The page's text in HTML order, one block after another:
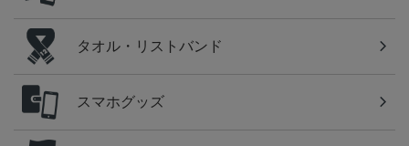
タオル・リストバンド
スマホグッズ